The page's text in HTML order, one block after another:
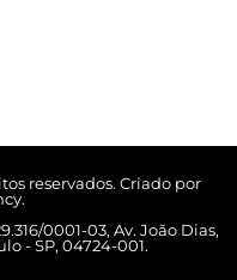
reservados. Criado por
0001-03, Av. João Dias,
- SP, 04724-001.